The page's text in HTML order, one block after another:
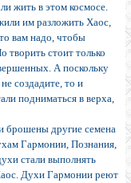
жить в этом космосе.
им разложить Хаос,
вам надо, чтобы
творить стоит только
А поскольку
создадите, то и
подниматься в верха,
брошены другие семена
Гармонии, Познания,
стали выполнять
Духи Гармонии реют